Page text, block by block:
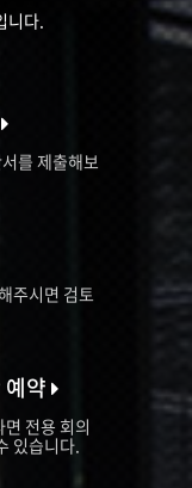
니다.
를 제출해보
주시면 검토
약
전용 회의
있습니다.